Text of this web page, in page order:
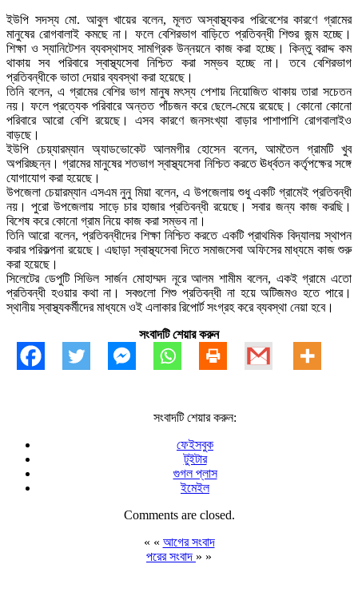
ইউপি সদস্য মো. আবুল খায়ের বলেন, মূলত অস্বাস্থ্যকর পরিবেশের কারণে গ্রামের
মানুষের রোগবালাই কমছে না। ফলে বেশিরভাগ বাড়িতে প্রতিবন্ধী শিশুর জন্ম হচ্ছে।
শিক্ষা ও স্যানিটেশন ব্যবস্থাসহ সামগ্রিক উন্নয়নে কাজ করা হচ্ছে। কিন্তু বরাদ্দ কম
থাকায় সব পরিবারে স্বাস্থ্যসেবা নিশ্চিত করা সম্ভব হচ্ছে না। তবে বেশিরভাগ
প্রতিবন্ধীকে ভাতা দেয়ার ব্যবস্থা করা হয়েছে।
তিনি বলেন, এ গ্রামের বেশির ভাগ মানুষ মৎস্য পেশায় নিয়োজিত থাকায় তারা সচেতন
নয়। ফলে প্রত্যেক পরিবারে অন্তত পাঁচজন করে ছেলে-মেয়ে রয়েছে। কোনো কোনো
পরিবারে আরো বেশি রয়েছে। এসব কারণে জনসংখ্যা বাড়ার পাশাপাশি রোগবালাইও
বাড়ছে।
ইউপি চেয়্যারম্যান অ্যাডভোকেট আলমগীর হোসেন বলেন, আমতৈল গ্রামটি খুব
অপরিচ্ছন্ন। গ্রামের মানুষের শতভাগ স্বাস্থ্যসেবা নিশ্চিত করতে ঊর্ধ্বতন কর্তৃপক্ষের সঙ্গে
যোগাযোগ করা হয়েছে।
উপজেলা চেয়ারম্যান এসএম নুনু মিয়া বলেন, এ উপজেলায় শুধু একটি গ্রামেই প্রতিবন্ধী
নয়। পুরো উপজেলায় সাড়ে চার হাজার প্রতিবন্ধী রয়েছে। সবার জন্য কাজ করছি।
বিশেষ করে কোনো গ্রাম নিয়ে কাজ করা সম্ভব না।
তিনি আরো বলেন, প্রতিবন্ধীদের শিক্ষা নিশ্চিত করতে একটি প্রাথমিক বিদ্যালয় স্থাপন
করার পরিকল্পনা রয়েছে। এছাড়া স্বাস্থ্যসেবা দিতে সমাজসেবা অফিসের মাধ্যমে কাজ শুরু
করা হয়েছে।
সিলেটের ডেপুটি সিভিল সার্জন মোহাম্মদ নূরে আলম শামীম বলেন, একই গ্রামে এতো
প্রতিবন্ধী হওয়ার কথা না। সবগুলো শিশু প্রতিবন্ধী না হয়ে অটিজমও হতে পারে।
স্থানীয় স্বাস্থ্যকর্মীদের মাধ্যমে ওই এলাকার রিপোর্ট সংগ্রহ করে ব্যবস্থা নেয়া হবে।
সংবাদটি শেয়ার করুন
সংবাদটি শেয়ার করুন:
ফেইসবুক
টুইটার
গুগল প্লাস
ইমেইল
Comments are closed.
« « আগের সংবাদ
পরের সংবাদ » »